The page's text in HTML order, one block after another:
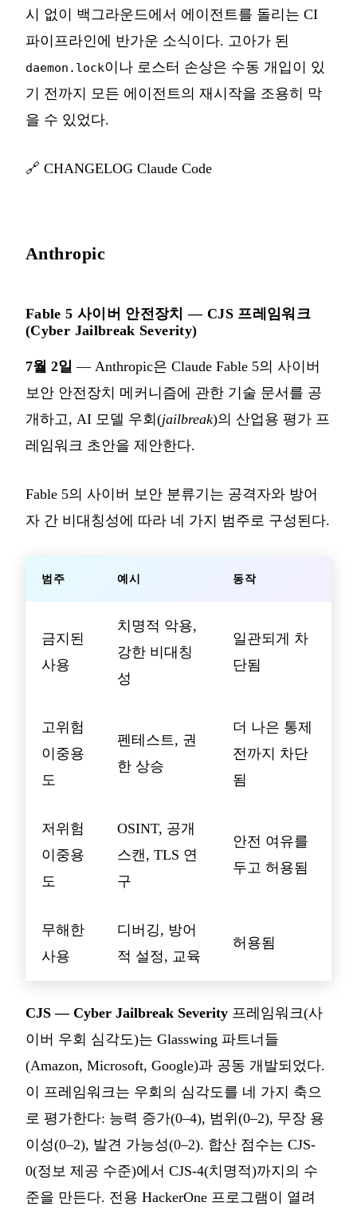
시 없이 백그라운드에서 에이전트를 돌리는 CI
파이프라인에 반가운 소식이다. 고아가 된
daemon.lock이나 로스터 손상은 수동 개입이 있
기 전까지 모든 에이전트의 재시작을 조용히 막
을 수 있었다.
🔗 CHANGELOG Claude Code
Anthropic
Fable 5 사이버 안전장치 — CJS 프레임워크
(Cyber Jailbreak Severity)
7월 2일 — Anthropic은 Claude Fable 5의 사이버
보안 안전장치 메커니즘에 관한 기술 문서를 공
개하고, AI 모델 우회(jailbreak)의 산업용 평가 프
레임워크 초안을 제안한다.
Fable 5의 사이버 보안 분류기는 공격자와 방어
자 간 비대칭성에 따라 네 가지 범주로 구성된다.
범주 예시 동작
금지된
사용
치명적 악용,
강한 비대칭
성
일관되게 차
단됨
고위험
이중용
도
펜테스트, 권
한 상승
더 나은 통제
전까지 차단
됨
저위험
이중용
도
OSINT, 공개
스캔, TLS 연
구
안전 여유를
두고 허용됨
무해한
사용
디버깅, 방어
적 설정, 교육
허용됨
CJS — Cyber Jailbreak Severity 프레임워크(사
이버 우회 심각도)는 Glasswing 파트너들
(Amazon, Microsoft, Google)과 공동 개발되었다.
이 프레임워크는 우회의 심각도를 네 가지 축으
로 평가한다: 능력 증가(0–4), 범위(0–2), 무장 용
이성(0–2), 발견 가능성(0–2). 합산 점수는 CJS-
0(정보 제공 수준)에서 CJS-4(치명적)까지의 수
준을 만든다. 전용 HackerOne 프로그램이 열려